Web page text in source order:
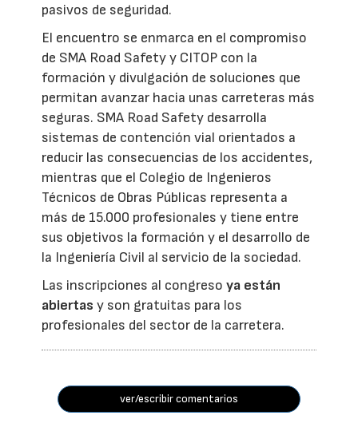
pasivos de seguridad.
El encuentro se enmarca en el compromiso
de SMA Road Safety y CITOP con la
formación y divulgación de soluciones que
permitan avanzar hacia unas carreteras más
seguras. SMA Road Safety desarrolla
sistemas de contención vial orientados a
reducir las consecuencias de los accidentes,
mientras que el Colegio de Ingenieros
Técnicos de Obras Públicas representa a
más de 15.000 profesionales y tiene entre
sus objetivos la formación y el desarrollo de
la Ingeniería Civil al servicio de la sociedad.
Las inscripciones al congresoya están
abiertas y son gratuitas para los
profesionales del sector de la carretera.
ver/escribir comentarios